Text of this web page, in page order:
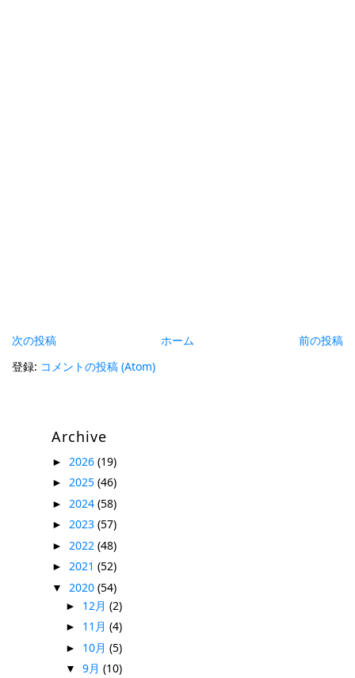
次の投稿 前の投稿
ホーム
登録: コメントの投稿 (Atom)
Archive
► 2026 (19)
► 2025 (46)
► 2024 (58)
► 2023 (57)
► 2022 (48)
► 2021 (52)
▼ 2020 (54)
► 12月 (2)
► 11月 (4)
► 10月 (5)
▼ 9月 (10)